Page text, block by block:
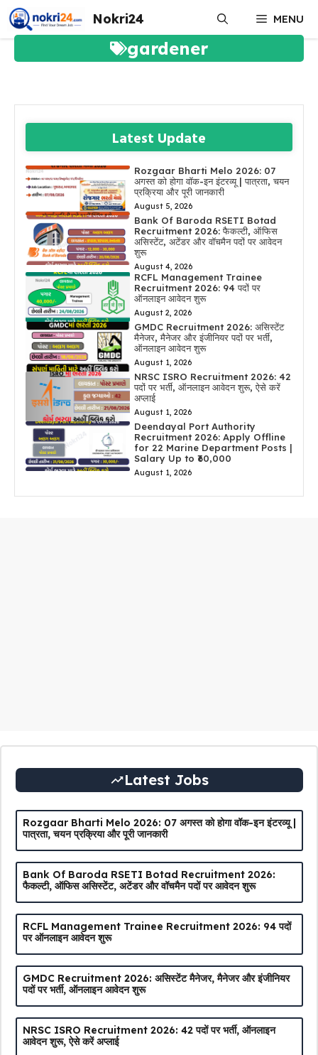
Skip
to
content
Nokri24 MENU
gardener
Latest Update
Rozgaar Bharti Melo 2026: 07
अगस्त को होगा वॉक-इन इंटरव्यू | पात्रता, चयन
प्रक्रिया और पूरी जानकारी
August 5, 2026
Bank Of Baroda RSETI Botad
Recruitment 2026: फैकल्टी, ऑफिस
असिस्टेंट, अटेंडर और वॉचमैन पदों पर आवेदन
शुरू
August 4, 2026
RCFL Management Trainee
Recruitment 2026: 94 पदों पर
ऑनलाइन आवेदन शुरू
August 2, 2026
GMDC Recruitment 2026: असिस्टेंट
मैनेजर, मैनेजर और इंजीनियर पदों पर भर्ती,
ऑनलाइन आवेदन शुरू
August 1, 2026
NRSC ISRO Recruitment 2026: 42
पदों पर भर्ती, ऑनलाइन आवेदन शुरू, ऐसे करें
अप्लाई
August 1, 2026
Deendayal Port Authority
Recruitment 2026: Apply Offline
for 22 Marine Department Posts |
Salary Up to ₹60,000
August 1, 2026
Latest Jobs
Rozgaar Bharti Melo 2026: 07 अगस्त को होगा वॉक-इन इंटरव्यू |
पात्रता, चयन प्रक्रिया और पूरी जानकारी
Bank Of Baroda RSETI Botad Recruitment 2026:
फैकल्टी, ऑफिस असिस्टेंट, अटेंडर और वॉचमैन पदों पर आवेदन शुरू
RCFL Management Trainee Recruitment 2026: 94 पदों
पर ऑनलाइन आवेदन शुरू
GMDC Recruitment 2026: असिस्टेंट मैनेजर, मैनेजर और इंजीनियर
पदों पर भर्ती, ऑनलाइन आवेदन शुरू
NRSC ISRO Recruitment 2026: 42 पदों पर भर्ती, ऑनलाइन
आवेदन शुरू, ऐसे करें अप्लाई